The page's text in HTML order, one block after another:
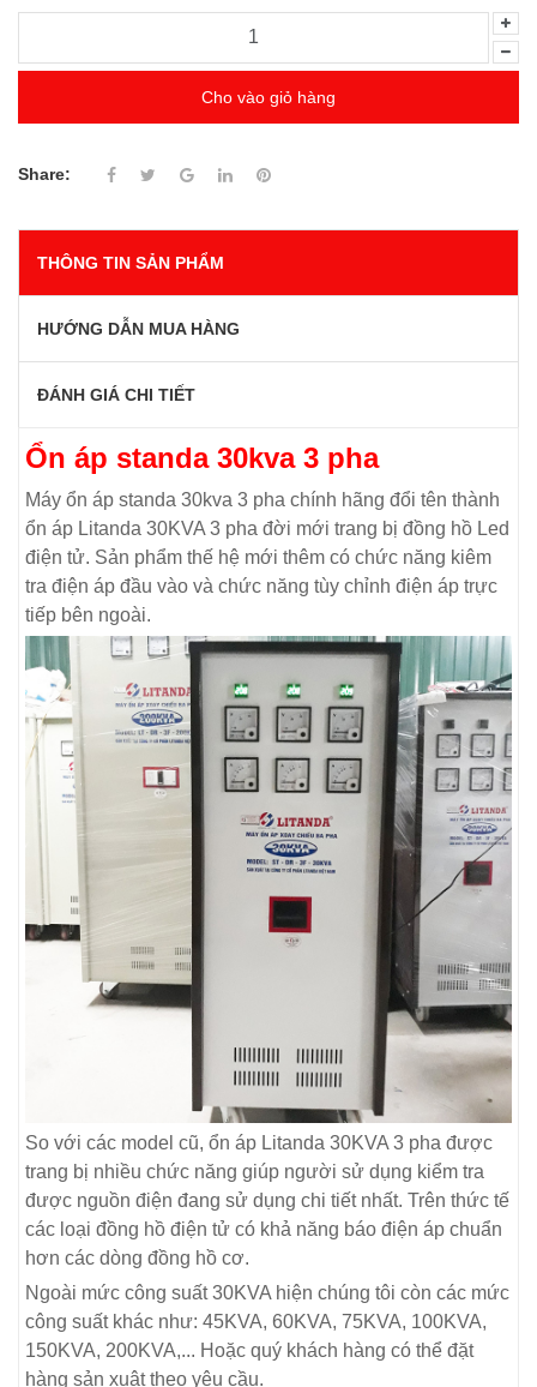
Cho vào giỏ hàng
Share:
THÔNG TIN SẢN PHẨM
HƯỚNG DẪN MUA HÀNG
ĐÁNH GIÁ CHI TIẾT
Ổn áp standa 30kva 3 pha
Máy ổn áp standa 30kva 3 pha chính hãng đổi tên thành
ổn áp Litanda 30KVA 3 pha đời mới trang bị đồng hồ Led
điện tử. Sản phẩm thế hệ mới thêm có chức năng kiêm
tra điện áp đầu vào và chức năng tùy chỉnh điện áp trực
tiếp bên ngoài.
So với các model cũ, ổn áp Litanda 30KVA 3 pha được
trang bị nhiều chức năng giúp người sử dụng kiểm tra
được nguồn điện đang sử dụng chi tiết nhất. Trên thức tế
các loại đồng hồ điện tử có khả năng báo điện áp chuẩn
hơn các dòng đồng hồ cơ.
Ngoài mức công suất 30KVA hiện chúng tôi còn các mức
công suất khác như: 45KVA, 60KVA, 75KVA, 100KVA,
150KVA, 200KVA,... Hoặc quý khách hàng có thể đặt
hàng sản xuât theo yêu cầu.